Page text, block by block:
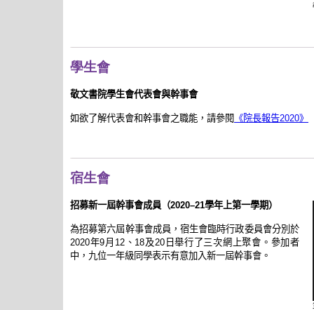
學生會
敬文書院學生會代表會與幹事會
如欲了解代表會和幹事會之職能，請參閱 《院長報告2020》
宿生會
招募新一屆幹事會成員（2020–21學年上第一學期）
為招募第六屆幹事會成員，宿生會臨時行政委員會分別於
2020年9月12、18及20日舉行了三次網上聚會。參加者
中，九位一年級同學表示有意加入新一屆幹事會。